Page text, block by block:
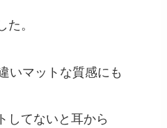
た。
いマットな質感にも
してないと耳から